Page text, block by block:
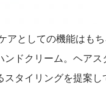
としての機能はも
ドクリーム。ヘア
タイリングを提案